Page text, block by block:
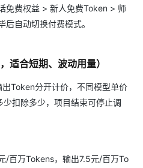
免费权益 > 新人免费Token > 师
后自动切换付费模式。
适合短期、波动用量）
Token分开计价，不同模型单价
扣除多少，项目结束可停止调
/百万Tokens，输出7.5元/百万To